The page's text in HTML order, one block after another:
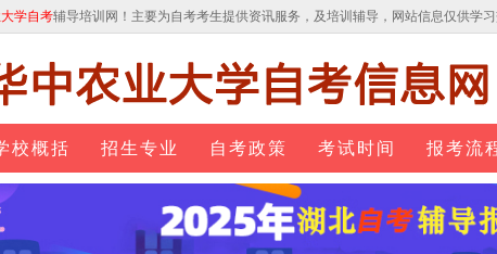
学自考辅导培训网！主要为自考考生提供资讯服务，及培训辅导，网站信息仅供学
校概括 招生专业 自考政策 考试时间 报考流